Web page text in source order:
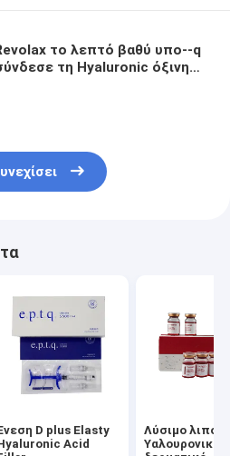
το λεπτό βαθύ υπο--q
τη Hyaluronic όξινη
D plus Elasty
Acid
Λύσιμο
Υαλουρονικό